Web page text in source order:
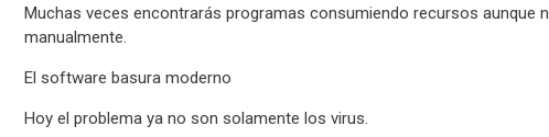
Muchas veces encontrarás programas consumiendo recursos aunque
manualmente.
El software basura moderno
Hoy el problema ya no son solamente los virus.